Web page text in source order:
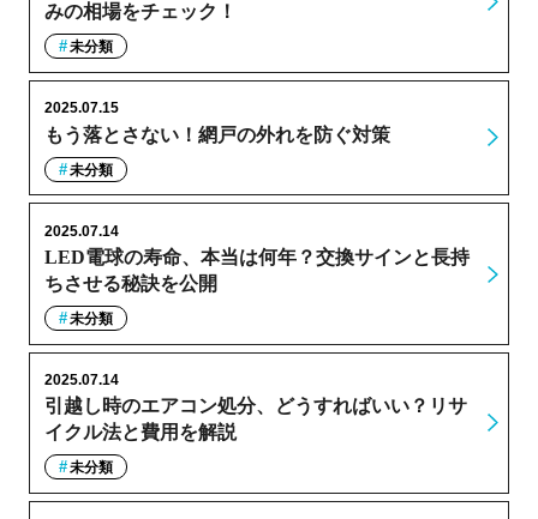
みの相場をチェック！
未分類
もう落とさない！網戸の外れを防ぐ対策
2025.07.15
未分類
LED電球の寿命、本当は何年？交換サインと長持
ちさせる秘訣を公開
2025.07.14
未分類
引越し時のエアコン処分、どうすればいい？リサ
イクル法と費用を解説
2025.07.14
未分類